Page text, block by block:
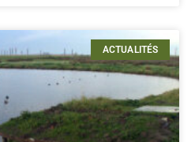
ACTUALITÉS